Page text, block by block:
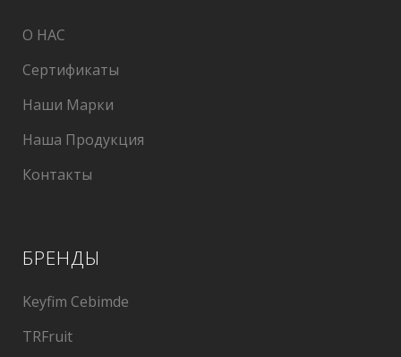
О НАС
Cертификаты
Наши Марки
Наша Продукция
Контакты
БРЕНДЫ
Keyfim Cebimde
TRFruit